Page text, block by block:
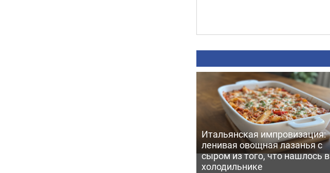
Итальянская импровизация:
ленивая овощная лазанья с
сыром из того, что нашлось в
холодильнике